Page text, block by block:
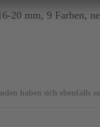
20 mm, 9 Farben,
haben sich ebenfalls